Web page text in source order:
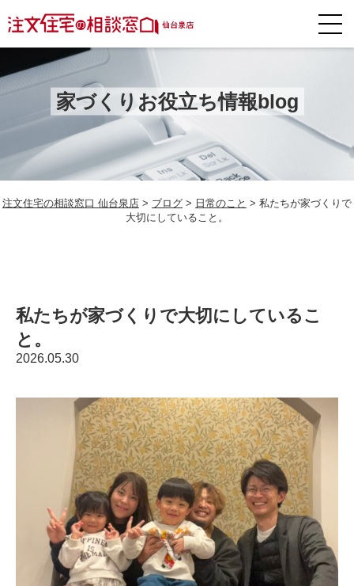
家づくりお役立ち情報blog
注文住宅の相談窓口 仙台泉店 > ブログ > 日常のこと > 私たちが家づくりで
大切にしていること。
私たちが家づくりで大切にしているこ
と。
2026.05.30